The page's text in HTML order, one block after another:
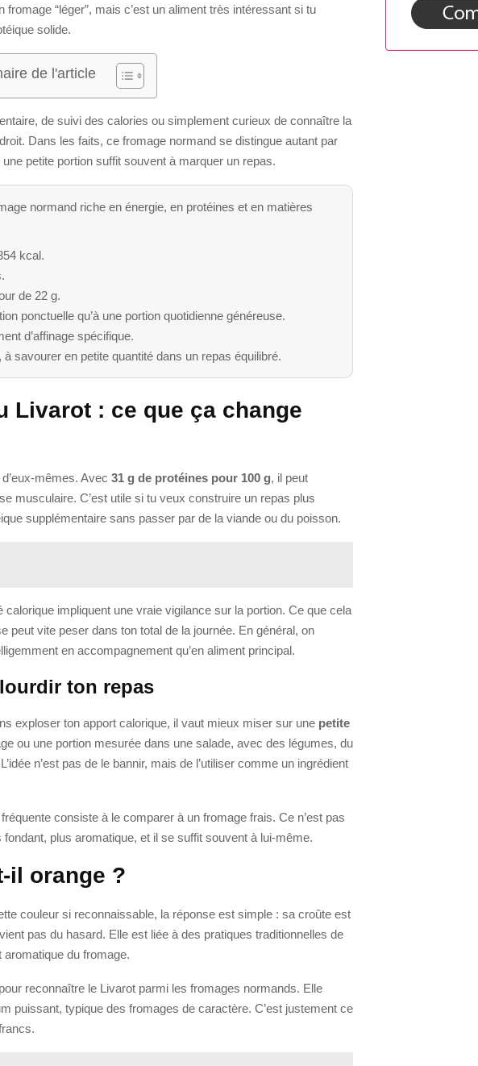
fromage “léger”, mais c’est un aliment très intéressant si tu
solide.
de l'article
de suivi des calories ou simplement curieux de connaître la
Dans les faits, ce fromage normand se distingue autant par
petite portion suffit souvent à marquer un repas.
normand riche en énergie, en protéines et en matières
kcal.
de 22 g.
ponctuelle qu’à une portion quotidienne généreuse.
d’affinage spécifique.
savourer en petite quantité dans un repas équilibré.
Livarot : ce que ça change
mêmes. Avec 31 g de protéines pour 100 g, il peut
musculaire. C’est utile si tu veux construire un repas plus
supplémentaire sans passer par de la viande ou du poisson.
calorique impliquent une vraie vigilance sur la portion. Ce que cela
peut vite peser dans ton total de la journée. En général, on
en accompagnement qu’en aliment principal.
ton repas
exploser ton apport calorique, il vaut mieux miser sur une petite
ou une portion mesurée dans une salade, avec des légumes, du
n’est pas de le bannir, mais de l’utiliser comme un ingrédient
consiste à le comparer à un fromage frais. Ce n’est pas
plus aromatique, et il se suffit souvent à lui-même.
il orange ?
couleur si reconnaissable, la réponse est simple : sa croûte est
pas du hasard. Elle est liée à des pratiques traditionnelles de
aromatique du fromage.
reconnaître le Livarot parmi les fromages normands. Elle
puissant, typique des fromages de caractère. C’est justement ce